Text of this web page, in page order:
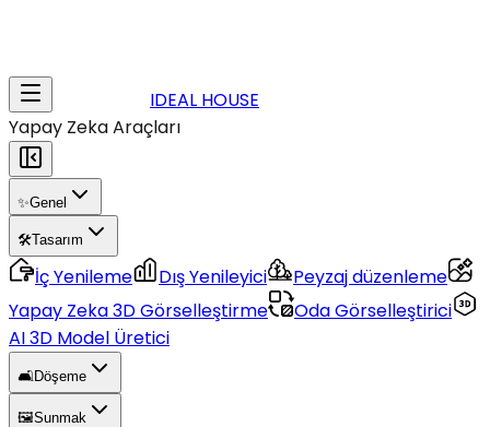
IDEAL HOUSE
Yapay Zeka Araçları
✨Genel
🛠️Tasarım
İç Yenileme Dış Yenileyici
Peyzaj düzenleme
Yapay Zeka 3D Görselleştirme
Oda Görselleştirici
AI 3D Model Üretici
🛋️Döşeme
🖼️Sunmak